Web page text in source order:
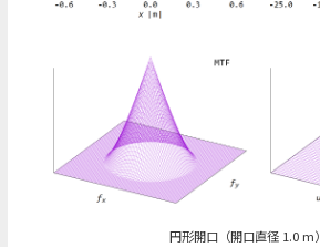
円形開口（開口直径 1.0 m）